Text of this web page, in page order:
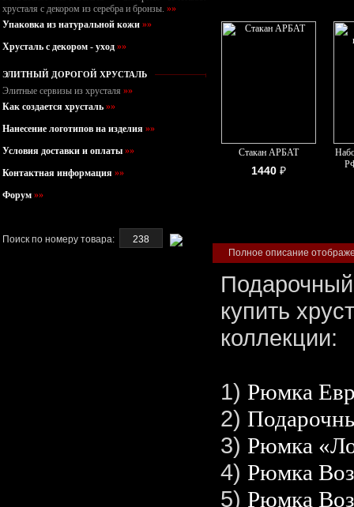
хрусталя с декором из серебра и бронзы. »»
Упаковка из натуральной кожи »»
Хрусталь с декором - уход »»
ЭЛИТНЫЙ ДОРОГОЙ ХРУСТАЛЬ
Элитные сервизы из хрусталя »»
Как создается хрусталь »»
Нанесение логотипов на изделия »»
Условия доставки и оплаты »»
Контактная информация »»
Форум »»
Поиск по номеру товара:
Стакан АРБАТ
1440 ₽
Полное описание
купить
коллекции:
1) Рюмка
2)
3) Рюмка
4) Рюмка
5) Рюмка